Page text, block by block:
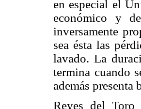
en especial el
económico y
inversamente
sea ésta las
lavado. La
termina cuando
además presenta
Reyes del Toro